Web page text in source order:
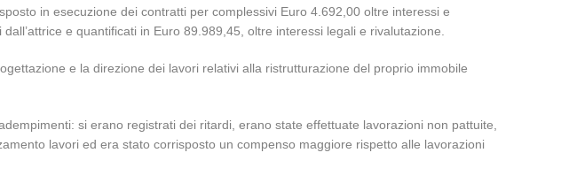
in esecuzione dei contratti per complessivi Euro 4.692,00 oltre interessi e
e quantificati in Euro 89.989,45, oltre interessi legali e rivalutazione.
e la direzione dei lavori relativi alla ristrutturazione del proprio immobile
si erano registrati dei ritardi, erano state effettuate lavorazioni non pattuite,
lavori ed era stato corrisposto un compenso maggiore rispetto alle lavorazioni